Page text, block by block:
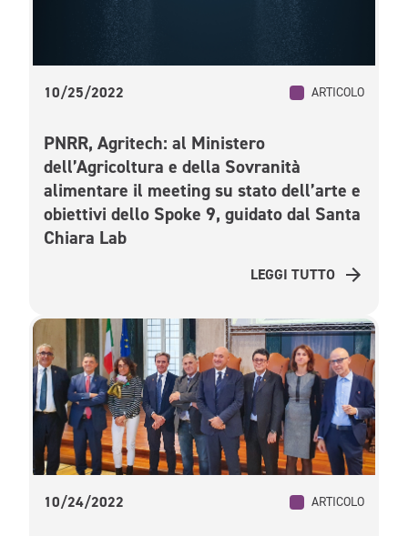
10/25/2022 ARTICOLO
PNRR, Agritech: al Ministero
dell’Agricoltura e della Sovranità
alimentare il meeting su stato dell’arte e
obiettivi dello Spoke 9, guidato dal Santa
Chiara Lab
LEGGI TUTTO
10/24/2022 ARTICOLO